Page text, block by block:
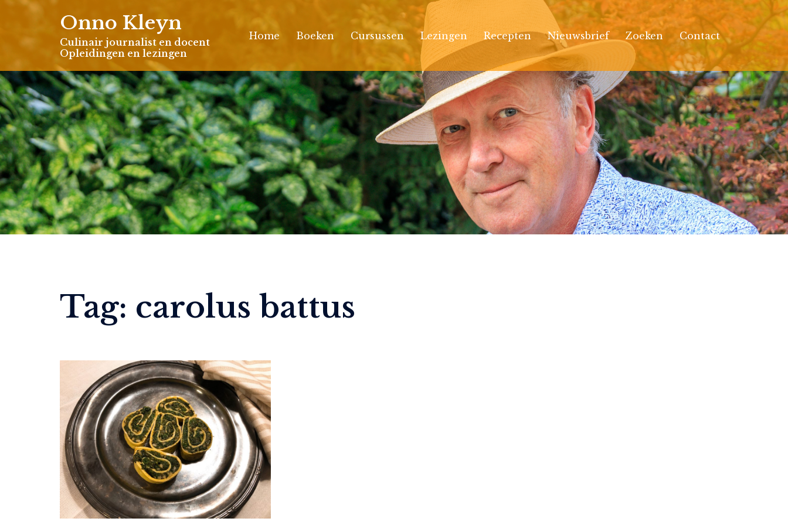
Skip
content
Onno Kleyn
Culinair journalist en docent
Opleidingen en lezingen
Home Boeken Cursussen Lezingen Recepten Nieuwsbrief Zoeken Contact
Tag: carolus battus